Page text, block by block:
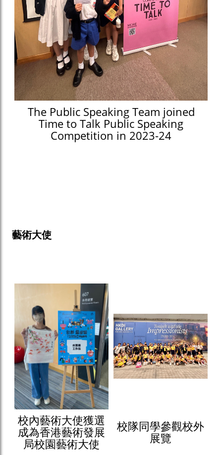
The Public Speaking Team joined
Time to Talk Public Speaking
Competition in 2023-24
藝術大使
校內藝術大使獲選
成為香港藝術發展
局校園藝術大使
校隊同學參觀校外
展覽